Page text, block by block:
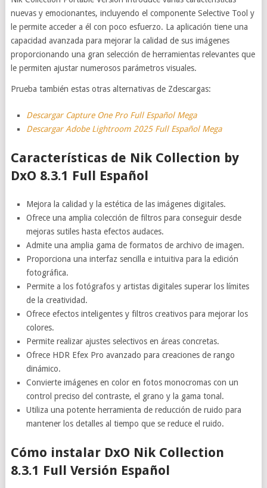
nuevas y emocionantes, incluyendo el componente Selective Tool y
le permite acceder a él con poco esfuerzo. La aplicación tiene una
capacidad avanzada para mejorar la calidad de sus imágenes
proporcionando una gran selección de herramientas relevantes que
le permiten ajustar numerosos parámetros visuales.
Prueba también estas otras alternativas de Zdescargas:
Descargar Capture One Pro Full Español Mega
Descargar Adobe Lightroom 2025 Full Español Mega
Características de Nik Collection by
DxO 8.3.1 Full Español
Mejora la calidad y la estética de las imágenes digitales.
Ofrece una amplia colección de filtros para conseguir desde
mejoras sutiles hasta efectos audaces.
Admite una amplia gama de formatos de archivo de imagen.
Proporciona una interfaz sencilla e intuitiva para la edición
fotográfica.
Permite a los fotógrafos y artistas digitales superar los límites
de la creatividad.
Ofrece efectos inteligentes y filtros creativos para mejorar los
colores.
Permite realizar ajustes selectivos en áreas concretas.
Ofrece HDR Efex Pro avanzado para creaciones de rango
dinámico.
Convierte imágenes en color en fotos monocromas con un
control preciso del contraste, el grano y la gama tonal.
Utiliza una potente herramienta de reducción de ruido para
mantener los detalles al tiempo que se reduce el ruido.
Cómo instalar DxO Nik Collection
8.3.1 Full Versión Español